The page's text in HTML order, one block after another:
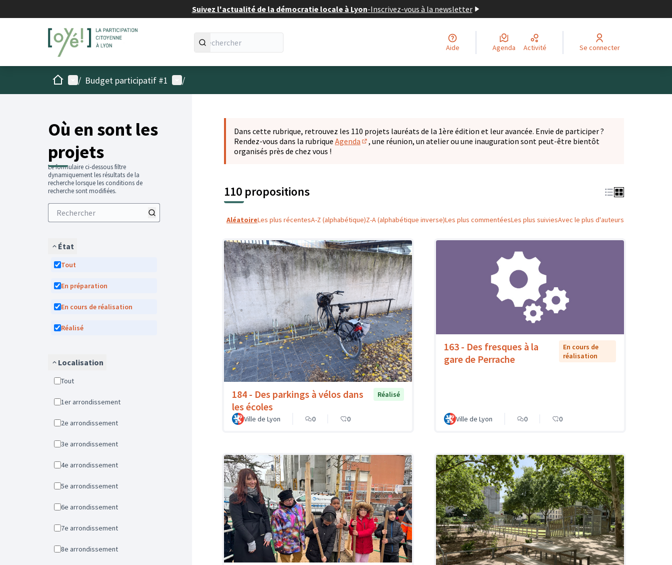
Suivez l'actualité de la démocratie locale à Lyon-Inscrivez-vous à la newsletter
Aide Agenda Activité Se connecter
AccueilMenu principal
/ Budget participatif #1 Menu utilisateur
/
Où en sont les
projets
Le formulaire ci-dessous filtre
dynamiquement les résultats de la
recherche lorsque les conditions de
recherche sont modifiées.
État
Tout
En préparation
En cours de réalisation
Réalisé
Localisation
Tout
1er arrondissement
2e arrondissement
3e arrondissement
4e arrondissement
5e arrondissement
6e arrondissement
7e arrondissement
8e arrondissement
Dans cette rubrique, retrouvez les 110 projets lauréats de la 1ère édition et leur avancée. Envie de participer ?
Rendez-vous dans la rubrique Agenda
(S'ouvre dans un nouvel onglet)
, une réunion, un atelier ou une inauguration sont peut-être bientôt
organisés près de chez vous !
110 propositions
AléatoireLes plus récentesA-Z (alphabétique)Z-A (alphabétique inverse)Les plus commentéesLes plus suiviesAvec le plus d'auteurs
184 - Des parkings à vélos dans
les écoles
Réalisé
Ville de Lyon 0 0
163 - Des fresques à la
gare de Perrache
En cours de
réalisation
Ville de Lyon 0 0